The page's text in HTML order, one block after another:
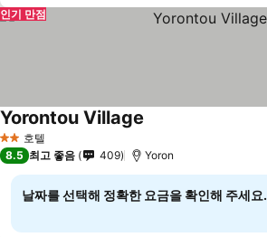
인기 만점
2 성급호텔
Yorontou Village
8.5 최고 좋음 409 Yoron
날짜를 선택해 정확한 요금을 확인해 주세요.